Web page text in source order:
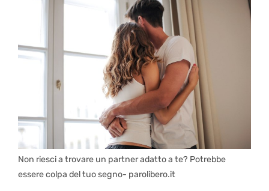
Non riesci a trovare un partner adatto a te? Potrebbe
essere colpa del tuo segno- parolibero.it